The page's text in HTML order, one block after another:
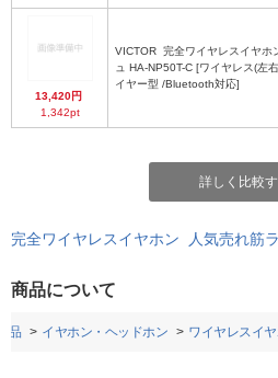
13,420円
1,342pt
VICTOR
ュ HA-NP50T-C [ワイヤレス(左
イヤー型 /Bluetooth対応]
詳しく比較
完全ワイヤレスイヤホン 人気売れ筋
商品について
品 イヤホン・ヘッドホン ワイヤレスイ